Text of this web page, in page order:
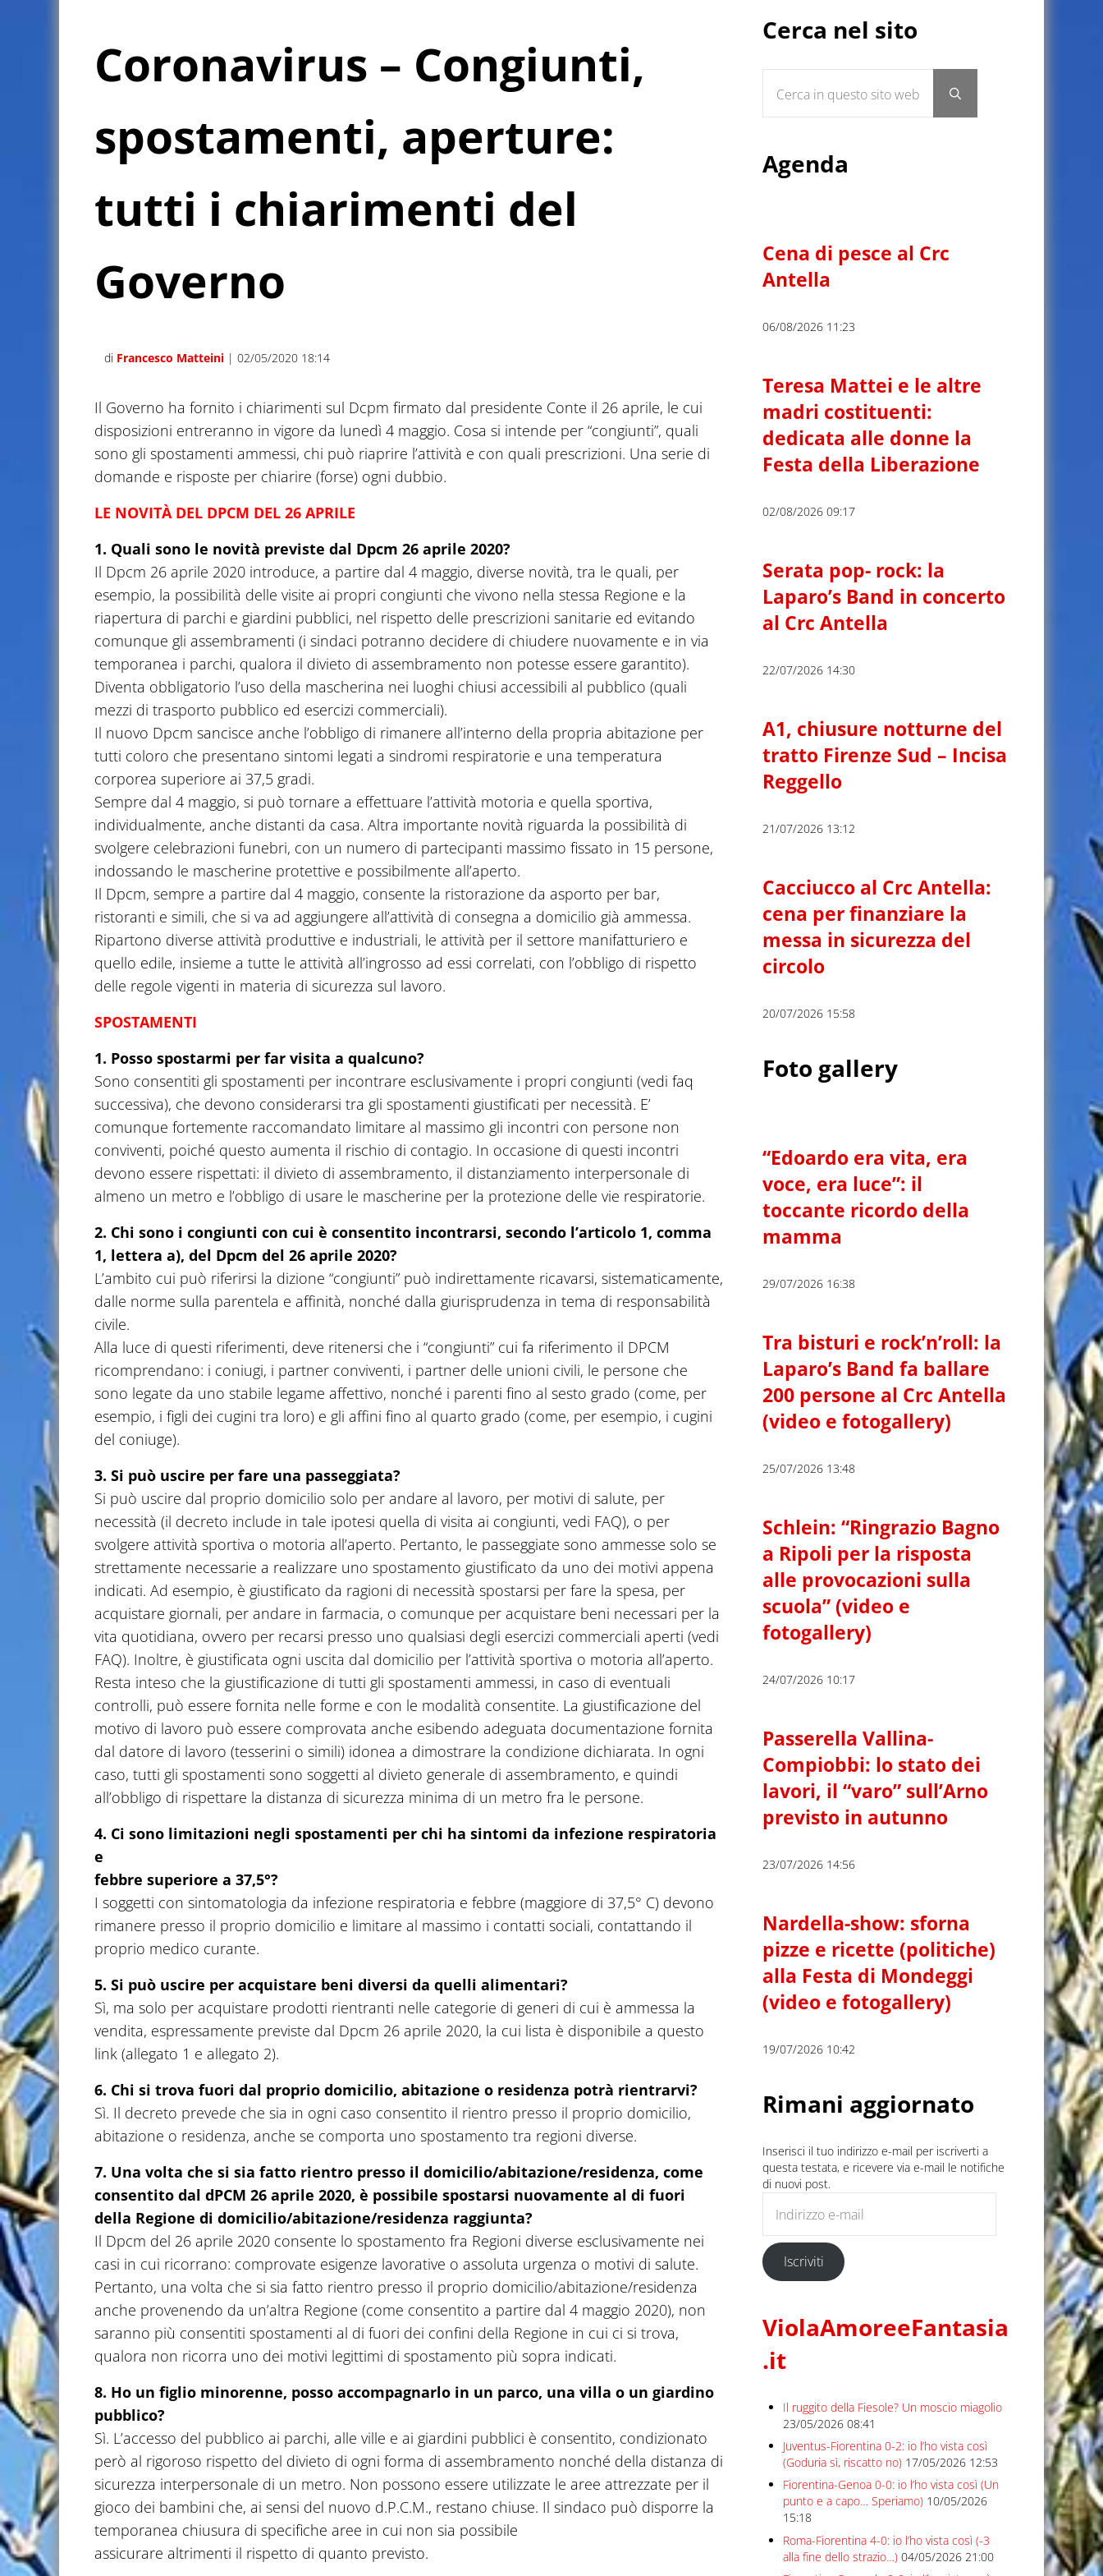
Coronavirus – Congiunti,
spostamenti, aperture:
tutti i chiarimenti del
Governo
di Francesco Matteini | 02/05/2020 18:14
Il Governo ha fornito i chiarimenti sul Dcpm firmato dal presidente Conte il 26 aprile, le cui
disposizioni entreranno in vigore da lunedì 4 maggio. Cosa si intende per “congiunti”, quali
sono gli spostamenti ammessi, chi può riaprire l’attività e con quali prescrizioni. Una serie di
domande e risposte per chiarire (forse) ogni dubbio.
LE NOVITÀ DEL DPCM DEL 26 APRILE
1. Quali sono le novità previste dal Dpcm 26 aprile 2020?
Il Dpcm 26 aprile 2020 introduce, a partire dal 4 maggio, diverse novità, tra le quali, per
esempio, la possibilità delle visite ai propri congiunti che vivono nella stessa Regione e la
riapertura di parchi e giardini pubblici, nel rispetto delle prescrizioni sanitarie ed evitando
comunque gli assembramenti (i sindaci potranno decidere di chiudere nuovamente e in via
temporanea i parchi, qualora il divieto di assembramento non potesse essere garantito).
Diventa obbligatorio l’uso della mascherina nei luoghi chiusi accessibili al pubblico (quali
mezzi di trasporto pubblico ed esercizi commerciali).
Il nuovo Dpcm sancisce anche l’obbligo di rimanere all’interno della propria abitazione per
tutti coloro che presentano sintomi legati a sindromi respiratorie e una temperatura
corporea superiore ai 37,5 gradi.
Sempre dal 4 maggio, si può tornare a effettuare l’attività motoria e quella sportiva,
individualmente, anche distanti da casa. Altra importante novità riguarda la possibilità di
svolgere celebrazioni funebri, con un numero di partecipanti massimo fissato in 15 persone,
indossando le mascherine protettive e possibilmente all’aperto.
Il Dpcm, sempre a partire dal 4 maggio, consente la ristorazione da asporto per bar,
ristoranti e simili, che si va ad aggiungere all’attività di consegna a domicilio già ammessa.
Ripartono diverse attività produttive e industriali, le attività per il settore manifatturiero e
quello edile, insieme a tutte le attività all’ingrosso ad essi correlati, con l’obbligo di rispetto
delle regole vigenti in materia di sicurezza sul lavoro.
SPOSTAMENTI
1. Posso spostarmi per far visita a qualcuno?
Sono consentiti gli spostamenti per incontrare esclusivamente i propri congiunti (vedi faq
successiva), che devono considerarsi tra gli spostamenti giustificati per necessità. E’
comunque fortemente raccomandato limitare al massimo gli incontri con persone non
conviventi, poiché questo aumenta il rischio di contagio. In occasione di questi incontri
devono essere rispettati: il divieto di assembramento, il distanziamento interpersonale di
almeno un metro e l’obbligo di usare le mascherine per la protezione delle vie respiratorie.
2. Chi sono i congiunti con cui è consentito incontrarsi, secondo l’articolo 1, comma
1, lettera a), del Dpcm del 26 aprile 2020?
L’ambito cui può riferirsi la dizione “congiunti” può indirettamente ricavarsi, sistematicamente,
dalle norme sulla parentela e affinità, nonché dalla giurisprudenza in tema di responsabilità
civile.
Alla luce di questi riferimenti, deve ritenersi che i “congiunti” cui fa riferimento il DPCM
ricomprendano: i coniugi, i partner conviventi, i partner delle unioni civili, le persone che
sono legate da uno stabile legame affettivo, nonché i parenti fino al sesto grado (come, per
esempio, i figli dei cugini tra loro) e gli affini fino al quarto grado (come, per esempio, i cugini
del coniuge).
3. Si può uscire per fare una passeggiata?
Si può uscire dal proprio domicilio solo per andare al lavoro, per motivi di salute, per
necessità (il decreto include in tale ipotesi quella di visita ai congiunti, vedi FAQ), o per
svolgere attività sportiva o motoria all’aperto. Pertanto, le passeggiate sono ammesse solo se
strettamente necessarie a realizzare uno spostamento giustificato da uno dei motivi appena
indicati. Ad esempio, è giustificato da ragioni di necessità spostarsi per fare la spesa, per
acquistare giornali, per andare in farmacia, o comunque per acquistare beni necessari per la
vita quotidiana, ovvero per recarsi presso uno qualsiasi degli esercizi commerciali aperti (vedi
FAQ). Inoltre, è giustificata ogni uscita dal domicilio per l’attività sportiva o motoria all’aperto.
Resta inteso che la giustificazione di tutti gli spostamenti ammessi, in caso di eventuali
controlli, può essere fornita nelle forme e con le modalità consentite. La giustificazione del
motivo di lavoro può essere comprovata anche esibendo adeguata documentazione fornita
dal datore di lavoro (tesserini o simili) idonea a dimostrare la condizione dichiarata. In ogni
caso, tutti gli spostamenti sono soggetti al divieto generale di assembramento, e quindi
all’obbligo di rispettare la distanza di sicurezza minima di un metro fra le persone.
4. Ci sono limitazioni negli spostamenti per chi ha sintomi da infezione respiratoria
e
febbre superiore a 37,5°?
I soggetti con sintomatologia da infezione respiratoria e febbre (maggiore di 37,5° C) devono
rimanere presso il proprio domicilio e limitare al massimo i contatti sociali, contattando il
proprio medico curante.
5. Si può uscire per acquistare beni diversi da quelli alimentari?
Sì, ma solo per acquistare prodotti rientranti nelle categorie di generi di cui è ammessa la
vendita, espressamente previste dal Dpcm 26 aprile 2020, la cui lista è disponibile a questo
link (allegato 1 e allegato 2).
6. Chi si trova fuori dal proprio domicilio, abitazione o residenza potrà rientrarvi?
Sì. Il decreto prevede che sia in ogni caso consentito il rientro presso il proprio domicilio,
abitazione o residenza, anche se comporta uno spostamento tra regioni diverse.
7. Una volta che si sia fatto rientro presso il domicilio/abitazione/residenza, come
consentito dal dPCM 26 aprile 2020, è possibile spostarsi nuovamente al di fuori
della Regione di domicilio/abitazione/residenza raggiunta?
Il Dpcm del 26 aprile 2020 consente lo spostamento fra Regioni diverse esclusivamente nei
casi in cui ricorrano: comprovate esigenze lavorative o assoluta urgenza o motivi di salute.
Pertanto, una volta che si sia fatto rientro presso il proprio domicilio/abitazione/residenza
anche provenendo da un’altra Regione (come consentito a partire dal 4 maggio 2020), non
saranno più consentiti spostamenti al di fuori dei confini della Regione in cui ci si trova,
qualora non ricorra uno dei motivi legittimi di spostamento più sopra indicati.
8. Ho un figlio minorenne, posso accompagnarlo in un parco, una villa o un giardino
pubblico?
Sì. L’accesso del pubblico ai parchi, alle ville e ai giardini pubblici è consentito, condizionato
però al rigoroso rispetto del divieto di ogni forma di assembramento nonché della distanza di
sicurezza interpersonale di un metro. Non possono essere utilizzate le aree attrezzate per il
gioco dei bambini che, ai sensi del nuovo d.P.C.M., restano chiuse. Il sindaco può disporre la
temporanea chiusura di specifiche aree in cui non sia possibile
assicurare altrimenti il rispetto di quanto previsto.
Cerca nel sito
Submit search
Agenda
Cena di pesce al Crc
Antella
06/08/2026 11:23
Teresa Mattei e le altre
madri costituenti:
dedicata alle donne la
Festa della Liberazione
02/08/2026 09:17
Serata pop- rock: la
Laparo’s Band in concerto
al Crc Antella
22/07/2026 14:30
A1, chiusure notturne del
tratto Firenze Sud – Incisa
Reggello
21/07/2026 13:12
Cacciucco al Crc Antella:
cena per finanziare la
messa in sicurezza del
circolo
20/07/2026 15:58
Foto gallery
“Edoardo era vita, era
voce, era luce”: il
toccante ricordo della
mamma
29/07/2026 16:38
Tra bisturi e rock’n’roll: la
Laparo’s Band fa ballare
200 persone al Crc Antella
(video e fotogallery)
25/07/2026 13:48
Schlein: “Ringrazio Bagno
a Ripoli per la risposta
alle provocazioni sulla
scuola” (video e
fotogallery)
24/07/2026 10:17
Passerella Vallina-
Compiobbi: lo stato dei
lavori, il “varo” sull’Arno
previsto in autunno
23/07/2026 14:56
Nardella-show: sforna
pizze e ricette (politiche)
alla Festa di Mondeggi
(video e fotogallery)
19/07/2026 10:42
Rimani aggiornato
Inserisci il tuo indirizzo e-mail per iscriverti a
questa testata, e ricevere via e-mail le notifiche
di nuovi post.
Iscriviti
ViolaAmoreeFantasia
.it
Il ruggito della Fiesole? Un moscio miagolio
23/05/2026 08:41
Juventus-Fiorentina 0-2: io l’ho vista così
(Goduria sì, riscatto no) 17/05/2026 12:53
Fiorentina-Genoa 0-0: io l’ho vista così (Un
punto e a capo… Speriamo) 10/05/2026
15:18
Roma-Fiorentina 4-0: io l’ho vista così (-3
alla fine dello strazio…) 04/05/2026 21:00